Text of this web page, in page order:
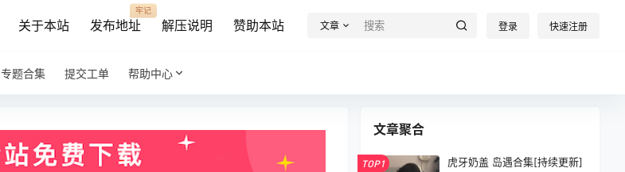
关于本站 发布地址
牢记
解压说明 赞助本站 文章 登录 快速注册
专题合集 提交工单 帮助中心
文章聚合
TOP1 虎牙奶盖 岛遇合集[持续更新]